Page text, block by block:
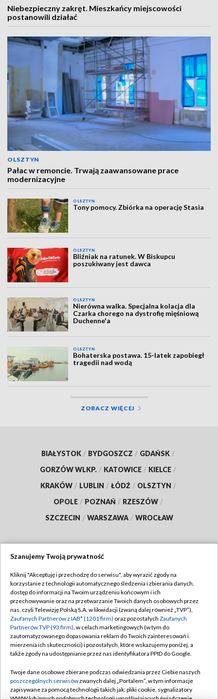
Niebezpieczny zakręt. Mieszkańcy miejscowości
postanowili działać
OLSZTYN
Pałac w remoncie. Trwają zaawansowane prace
modernizacyjne
OLSZTYN
Tony pomocy. Zbiórka na operację Stasia
OLSZTYN
Bliźniak na ratunek. W Biskupcu
poszukiwany jest dawca
OLSZTYN
Nierówna walka. Specjalna kolacja dla
Czarka chorego na dystrofię mięśniową
Duchenne'a
OLSZTYN
Bohaterska postawa. 15-latek zapobiegł
tragedii nad wodą
ZOBACZ WIĘCEJ
BIAŁYSTOK / BYDGOSZCZ / GDAŃSK /
GORZÓW WLKP. / KATOWICE / KIELCE /
KRAKÓW / LUBLIN / ŁÓDŹ / OLSZTYN /
OPOLE / POZNAŃ / RZESZÓW /
SZCZECIN / WARSZAWA / WROCŁAW
TVP
Abonament TVP
Emisja w TVP
Centrum informacji TVP
Naziemna Telewizja Cyfrowa
Rada Programowa
System NOS
Regulamin TVP
Polityka prywatności
Moje zgody
Pomoc
Kontakt
Szanujemy Twoją prywatność
Kliknij "Akceptuję i przechodzę do serwisu", aby wyrazić zgody na
korzystanie z technologii automatycznego śledzenia i zbierania danych,
dostęp do informacji na Twoim urządzeniu końcowym i ich
przechowywanie oraz na przetwarzanie Twoich danych osobowych przez
nas, czyli Telewizję Polską S.A. w likwidacji (zwaną dalej również „TVP”),
Zaufanych Partnerów z IAB* (1201 firm) oraz pozostałych Zaufanych
Partnerów TVP (93 firm), w celach marketingowych (w tym do
zautomatyzowanego dopasowania reklam do Twoich zainteresowań i
mierzenia ich skuteczności) i pozostałych, które wskazujemy poniżej, a
także zgody na udostępnianie przez nas identyfikatora PPID do Google.
Twoje dane osobowe zbierane podczas odwiedzania przez Ciebie naszych
poszczególnych serwisówzwanych dalej „Portalem”, w tym informacje
zapisywane za pomocą technologii takich jak: pliki cookie, sygnalizatory